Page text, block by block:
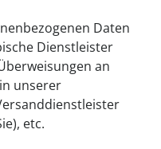
Daten
Dienstleister
an
unserer
etc.